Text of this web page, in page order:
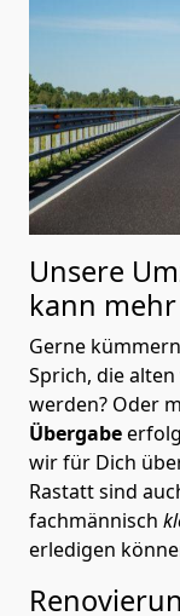
Unsere
kann mehr
Gerne
Sprich, die
werden? Oder
Übergabe
wir für Dich
Rastatt sind
fachmännisch
erledigen